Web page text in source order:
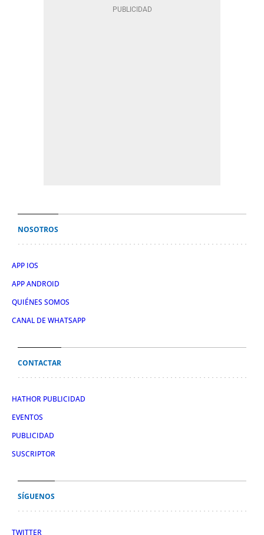
NOSOTROS
APP IOS
APP ANDROID
QUIÉNES SOMOS
CANAL DE WHATSAPP
CONTACTAR
HATHOR PUBLICIDAD
EVENTOS
PUBLICIDAD
SUSCRIPTOR
SÍGUENOS
TWITTER